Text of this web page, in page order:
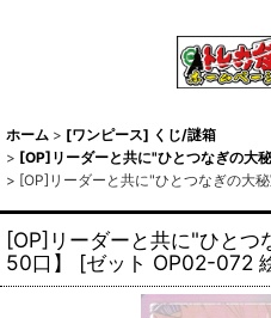
ホーム > [ワンピース] くじ/謎箱
> [OP]リーダーと共に"ひとつなぎの大
> [OP]リーダーと共に"ひとつなぎの大秘
[OP]リーダーと共に"ひとつ
50口】
[ゼット OP02-072